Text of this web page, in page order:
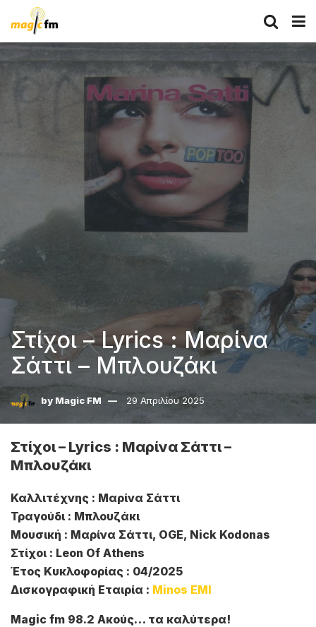
Στίχοι – Lyrics : Μαρίνα
Σάττι – Μπλουζάκι
by Magic FM 29 Απριλίου 2025
Στίχοι – Lyrics : Μαρίνα Σάττι –
Μπλουζάκι
Καλλιτέχνης : Μαρίνα Σάττι
Τραγούδι : Μπλουζάκι
Μουσική : Μαρίνα Σάττι, OGE, Nick Kodonas
Στίχοι : Leon Of Athens
Έτος Κυκλοφορίας : 04/2025
Δισκογραφική Εταιρία : Minos EMI
Magic fm 98.2 Ακούς… τα καλύτερα!